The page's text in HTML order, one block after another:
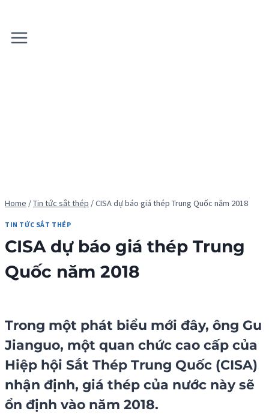
content
Home /Tin tức sắt thép /CISA dự báo giá thép Trung Quốc năm 2018
TIN TỨC SẮT THÉP
CISA dự báo giá thép Trung
Quốc năm 2018
Trong một phát biểu mới đây, ông Gu
Jianguo, một quan chức cao cấp của
Hiệp hội Sắt Thép Trung Quốc (CISA)
nhận định, giá thép của nước này sẽ
ổn định vào năm 2018.